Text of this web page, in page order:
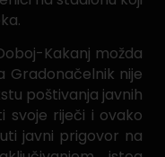
Kakanj možda
Gradonačelnik nije
poštivanja javnih
svoje riječi i ovako
javni prigovor na